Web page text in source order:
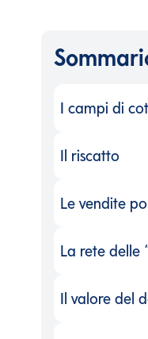
I campi di
I campi di
Il riscatto
Il riscatto
Le vendite
Le vendite
La rete delle
La rete delle
Il valore del
Il valore del